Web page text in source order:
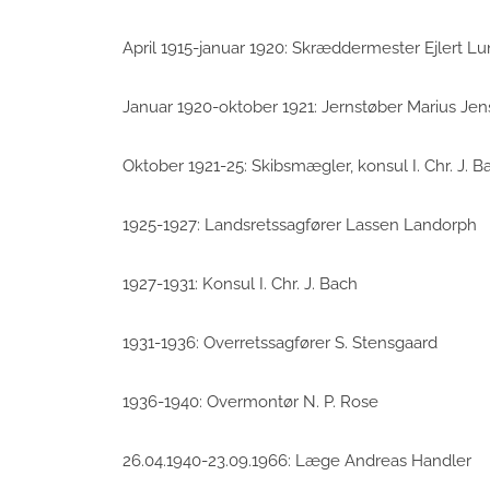
April 1915-januar 1920: Skræddermester Ejlert
Januar 1920-oktober 1921: Jernstøber Marius
Oktober 1921-25: Skibsmægler, konsul I. Chr. J.
1925-1927: Landsretssagfører Lassen Landorph
1927-1931: Konsul I. Chr. J. Bach
1931-1936: Overretssagfører S. Stensgaard
1936-1940: Overmontør N. P. Rose
26.04.1940-23.09.1966: Læge Andreas Handler